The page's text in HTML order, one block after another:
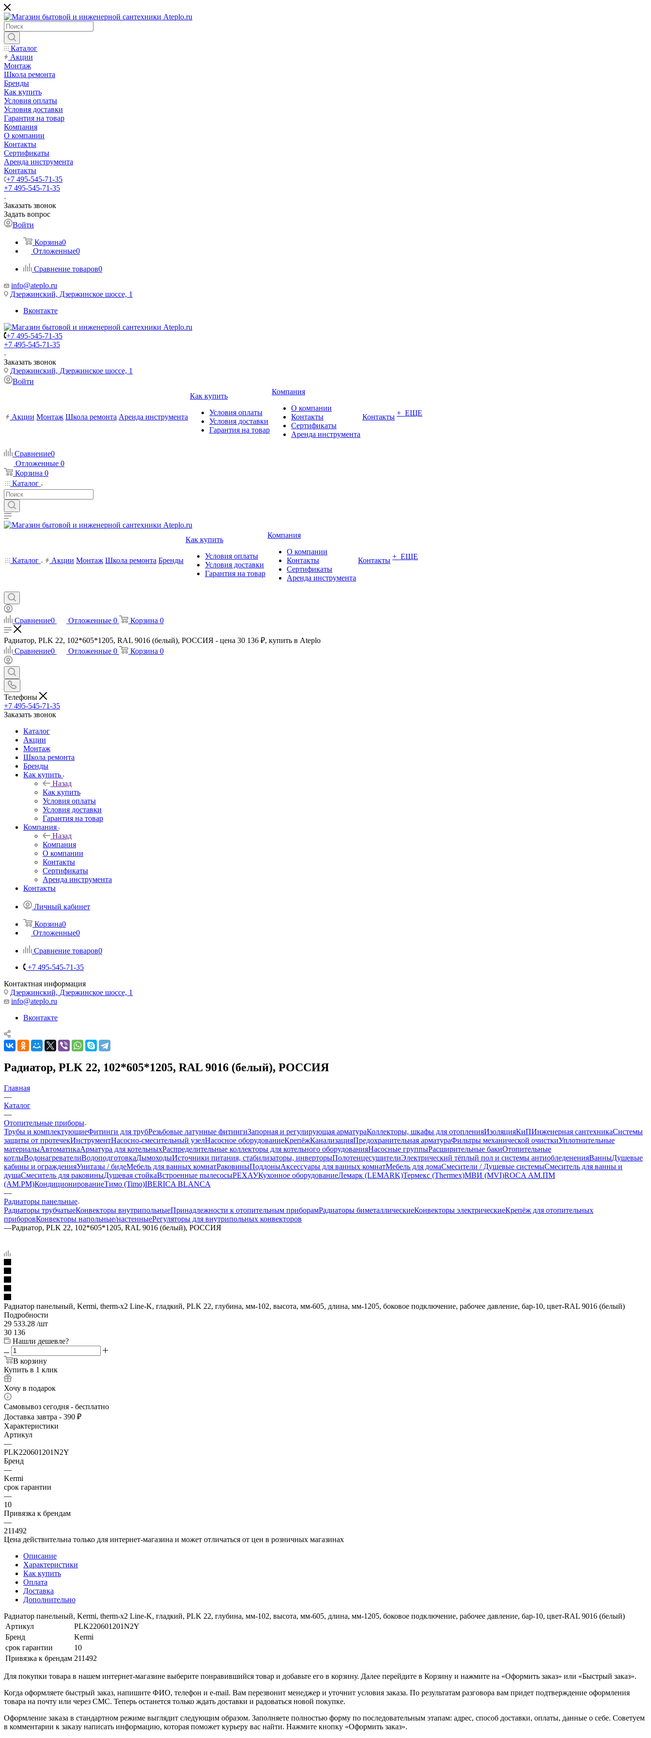
Каталог
Акции
Монтаж
Школа ремонта
Бренды
Как купить
Условия оплаты
Условия доставки
Гарантия на товар
Компания
О компании
Контакты
Сертификаты
Аренда инструмента
Контакты
+7 495-545-71-35
+7 495-545-71-35
Заказать звонок
Задать вопрос
Войти
Корзина0
Отложенные0
Сравнение товаров0
info@ateplo.ru
Дзержинский, Дзержинское шоссе, 1
Вконтакте
+7 495-545-71-35
+7 495-545-71-35
Заказать звонок
Дзержинский, Дзержинское шоссе, 1
Войти
Акции Монтаж Школа ремонта Аренда инструмента
Как купить
Условия оплаты
Условия доставки
Гарантия на товар
Компания
О компании
Контакты
Сертификаты
Аренда инструмента
Контакты + ЕЩЕ
Сравнение0
Отложенные 0
Корзина 0
Каталог
Каталог Акции Монтаж Школа ремонта Бренды
Как купить
Условия оплаты
Условия доставки
Гарантия на товар
Компания
О компании
Контакты
Сертификаты
Аренда инструмента
Контакты + ЕЩЕ
Сравнение0 Отложенные 0 Корзина 0
Радиатор, PLK 22, 102*605*1205, RAL 9016 (белый), РОССИЯ - цена 30 136 ₽, купить в Ateplo
Сравнение0 Отложенные 0 Корзина 0
Телефоны
+7 495-545-71-35
Заказать звонок
Каталог
Акции
Монтаж
Школа ремонта
Бренды
Как купить
Назад
Как купить
Условия оплаты
Условия доставки
Гарантия на товар
Компания
Назад
Компания
О компании
Контакты
Сертификаты
Аренда инструмента
Контакты
Личный кабинет
Корзина0
Отложенные0
Сравнение товаров0
+7 495-545-71-35
Контактная информация
Дзержинский, Дзержинское шоссе, 1
info@ateplo.ru
Вконтакте
Радиатор, PLK 22, 102*605*1205, RAL 9016 (белый), РОССИЯ
Главная
—
Каталог
—
Отопительные приборы
Трубы и комплектующиеФитинги для трубРезьбовые латунные фитингиЗапорная и регулирующая арматураКоллекторы, шкафы для отопленияИзоляцияКиПИнженерная сантехникаСистемы
защиты от протечекИнструментНасосно-смесительный узелНасосное оборудованиеКрепёжКанализацияПредохранительная арматураФильтры механической очисткиУплотнительные
материалыАвтоматикаАрматура для котельныхРаспределительные коллекторы для котельного оборудованияНасосные группыРасширительные бакиОтопительные
котлыВодонагревателиВодоподготовкаДымоходыИсточники питания, стабилизаторы, инверторыПолотенцесушителиЭлектрический тёплый пол и системы антиобледененияВанныДушевые
кабины и огражденияУнитазы / бидеМебель для ванных комнатРаковиныПоддоныАксессуары для ванных комнатМебель для домаСмесители / Душевые системыСмеситель для ванны и
душаСмеситель для раковиныДушевая стойкаВстроенные пылесосыРЕХАУКухонное оборудованиеЛемарк (LEMARK)Термекс (Thermex)МВИ (MVI)ROCA АМ.ПМ
(AM.PM)КондиционированиеТимо (Timo)IBERICA BLANCA
—
Радиаторы панельные
Радиаторы трубчатыеКонвекторы внутрипольныеПринадлежности к отопительным приборамРадиаторы биметаллическиеКонвекторы электрическиеКрепёж для отопительных
приборовКонвекторы напольные/настенныеРегуляторы для внутрипольных конвекторов
—Радиатор, PLK 22, 102*605*1205, RAL 9016 (белый), РОССИЯ
Радиатор панельный, Kermi, therm-x2 Line-K, гладкий, PLK 22, глубина, мм-102, высота, мм-605, длина, мм-1205, боковое подключение, рабочее давление, бар-10, цвет-RAL 9016 (белый)
Подробности
29 533.28 /шт
30 136
Нашли дешевле?
В корзину
Купить в 1 клик
Хочу в подарок
Самовывоз сегодня - бесплатно
Доставка завтра - 390 ₽
Характеристики
Артикул
—
PLK220601201N2Y
Бренд
—
Kermi
срок гарантии
—
10
Привязка к брендам
—
211492
Цена действительна только для интернет-магазина и может отличаться от цен в розничных магазинах
Описание
Характеристики
Как купить
Оплата
Доставка
Дополнительно
Радиатор панельный, Kermi, therm-x2 Line-K, гладкий, PLK 22, глубина, мм-102, высота, мм-605, длина, мм-1205, боковое подключение, рабочее давление, бар-10, цвет-RAL 9016 (белый)
Артикул
PLK220601201N2Y
Бренд
Kermi
срок гарантии
10
Привязка к брендам 211492
Для покупки товара в нашем интернет-магазине выберите понравившийся товар и добавьте его в корзину. Далее перейдите в Корзину и нажмите на «Оформить заказ» или «Быстрый заказ».
Когда оформляете быстрый заказ, напишите ФИО, телефон и e-mail. Вам перезвонит менеджер и уточнит условия заказа. По результатам разговора вам придет подтверждение оформления
товара на почту или через СМС. Теперь останется только ждать доставки и радоваться новой покупке.
Оформление заказа в стандартном режиме выглядит следующим образом. Заполняете полностью форму по последовательным этапам: адрес, способ доставки, оплаты, данные о себе. Советуем
в комментарии к заказу написать информацию, которая поможет курьеру вас найти. Нажмите кнопку «Оформить заказ».